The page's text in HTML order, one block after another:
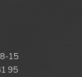
15
95